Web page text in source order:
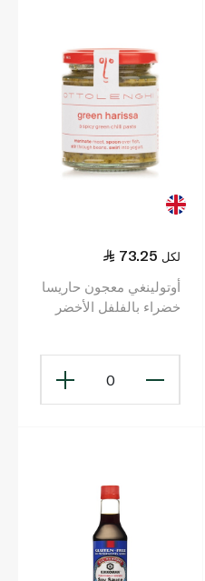
73.25 لكل
أوتولينغي معجون حاريسا
خضراء بالفلفل الأخضر
0